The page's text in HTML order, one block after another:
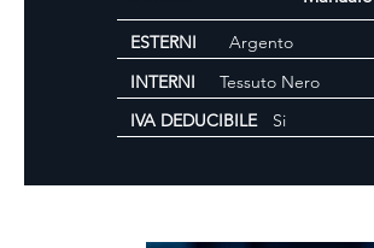
ESTERNI
Argento
INTERNI
Tessuto Nero
IVA DEDUCIBILE
Si